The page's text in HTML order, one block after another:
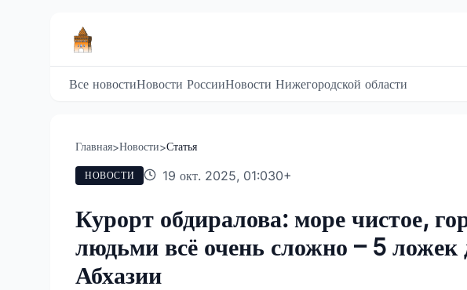
Все новостиНовости РоссииНовости Нижегородской области
Главная>Новости>Статья
НОВОСТИ 19 окт. 2025, 01:030+
Курорт обдиралова: море чистое,
людьми всё очень сложно – 5 ложек
Абхазии